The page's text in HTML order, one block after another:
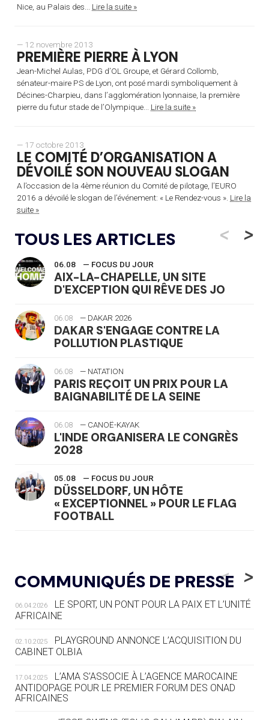
Nice, au Palais des... Lire la suite »
— 12 novembre 2013
PREMIÈRE PIERRE À LYON
Jean-Michel Aulas, PDG d’OL Groupe, et Gérard Collomb,
sénateur-maire PS de Lyon, ont posé mardi symboliquement à
Décines-Charpieu, dans l’agglomération lyonnaise, la première
pierre du futur stade de l’Olympique... Lire la suite »
— 17 octobre 2013
LE COMITÉ D’ORGANISATION A
DÉVOILÉ SON NOUVEAU SLOGAN
A l’occasion de la 4ème réunion du Comité de pilotage, l’EURO
2016 a dévoilé le slogan de l’événement: « Le Rendez-vous ». Lire la
suite »
TOUS LES ARTICLES <
06.08 — FOCUS DU JOUR
AIX-LA-CHAPELLE, UN SITE
D'EXCEPTION QUI RÊVE DES JO
06.08 — DAKAR 2026
DAKAR S'ENGAGE CONTRE LA
POLLUTION PLASTIQUE
06.08 — NATATION
PARIS REÇOIT UN PRIX POUR LA
BAIGNABILITÉ DE LA SEINE
06.08 — CANOË-KAYAK
L'INDE ORGANISERA LE CONGRÈS
2028
05.08 — FOCUS DU JOUR
DÜSSELDORF, UN HÔTE
« EXCEPTIONNEL » POUR LE FLAG
FOOTBALL
LE RÊVE DE VOIR LA LUGE ALPINE
AUX JO « N'EST PAS FINI »
05.08 — TIR À L'ARC
DES MONDIAUX À BRISBANE SUR LA
ROUTE DES JO 2032
LE VILLAGE OLYMPIQUE DES ARAVIS
SE DESSINE
>
COMMUNIQUÉS DE PRESSE
<
06.04.2026
LE SPORT, UN PONT POUR LA PAIX ET L’UNITÉ
AFRICAINE
02.10.2025
PLAYGROUND ANNONCE L’ACQUISITION DU
CABINET OLBIA
17.04.2025
L’AMA S’ASSOCIE À L’AGENCE MAROCAINE
ANTIDOPAGE POUR LE PREMIER FORUM DES ONAD
AFRICAINES
>